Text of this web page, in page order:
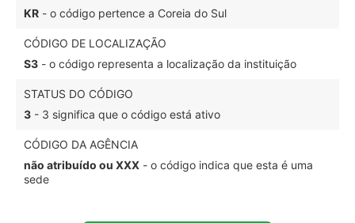
KR - o código pertence a Coreia do Sul
CÓDIGO DE LOCALIZAÇÃO
S3 - o código representa a localização da instituição
STATUS DO CÓDIGO
3 - 3 significa que o código está ativo
CÓDIGO DA AGÊNCIA
não atribuído ou XXX - o código indica que esta é uma
sede